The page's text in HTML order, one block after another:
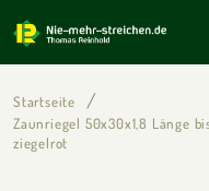
Startseite
Zaunriegel 50x30x1,8 Länge
ziegelrot